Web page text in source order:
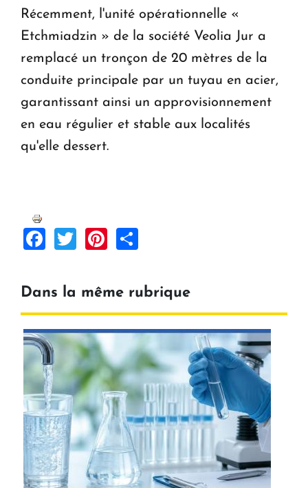
Récemment, l'unité opérationnelle «
Etchmiadzin » de la société Veolia Jur a
remplacé un tronçon de 20 mètres de la
conduite principale par un tuyau en acier,
garantissant ainsi un approvisionnement
en eau régulier et stable aux localités
qu'elle dessert.
Facebook
TwitterPinterest
Dans la même rubrique